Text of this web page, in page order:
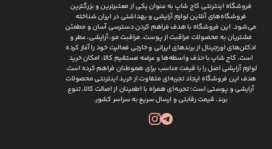
فروشگاه اینترنتی کاج شاپ به عنوان یکی از معتبرترین و بزرگترین
فروشگاه‌های آنلاین لوازم آرایشی و بهداشتی در ایران شناخته
می‌شود. این فروشگاه با هدف فراهم کردن دسترسی آسان و مطمئن
مشتریان به محصولات مراقبت از پوست، مراقبت مو، آرایشی، عطر و
ادکلن‌های اورجینال از برندهای ایرانی و خارجی فعالیت خود را آغاز کرده
است. کاج شاپ با حذف واسطه‌ها و عرضه مستقیم کالا، امکان خرید
لوازم آرایشی اصل را با قیمت مناسب برای هموطنان فراهم کرده است.
هدف این فروشگاه ایجاد تجربه‌ای متفاوت از خرید اینترنتی محصولات
آرایشی و پوستی است؛ تجربه‌ای همراه با اطمینان از اصالت کالا، تنوع
برند، قیمت رقابتی و ارسال سریع به سراسر کشور.